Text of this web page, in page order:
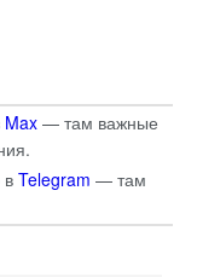
Max — там важные
Telegram — там